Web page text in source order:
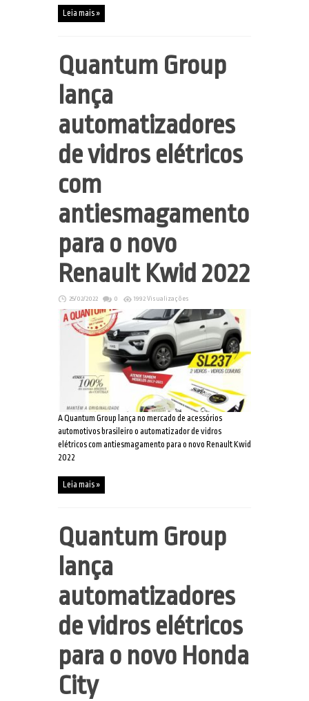
Leia mais »
Quantum Group
lança
automatizadores
de vidros elétricos
com
antiesmagamento
para o novo
Renault Kwid 2022
25/02/2022 0 1992 Visualizações
A Quantum Group lança no mercado de acessórios
automotivos brasileiro o automatizador de vidros
elétricos com antiesmagamento para o novo Renault Kwid
2022
Leia mais »
Quantum Group
lança
automatizadores
de vidros elétricos
para o novo Honda
City